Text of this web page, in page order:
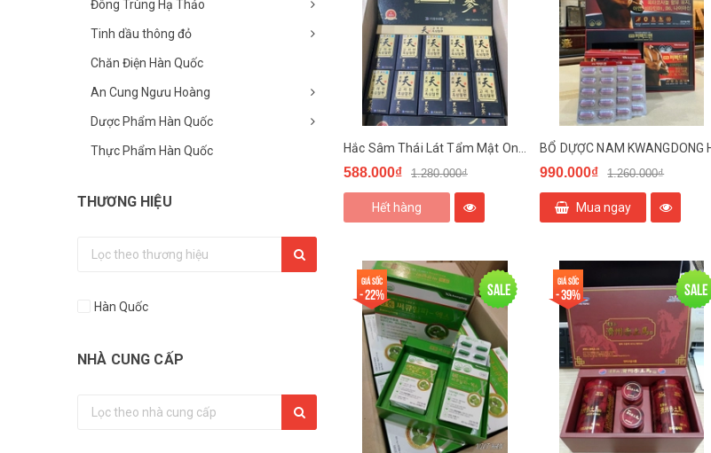
588.000₫ 1.280.000₫
Hết hàng
990.000₫ 1.260.000₫
Mua ngay
Sale
Giá sốc
- 22% Sale
Giá sốc
- 39%
Đông Trùng Hạ Thảo
Tinh dầu thông đỏ
Chăn Điện Hàn Quốc
An Cung Ngưu Hoàng
Dược Phẩm Hàn Quốc
Thực Phẩm Hàn Quốc
THƯƠNG HIỆU
Hàn Quốc
NHÀ CUNG CẤP